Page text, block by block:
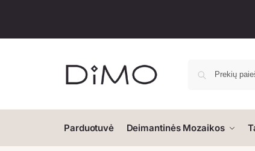
Parduotuvė Deimantinės Mozaikos